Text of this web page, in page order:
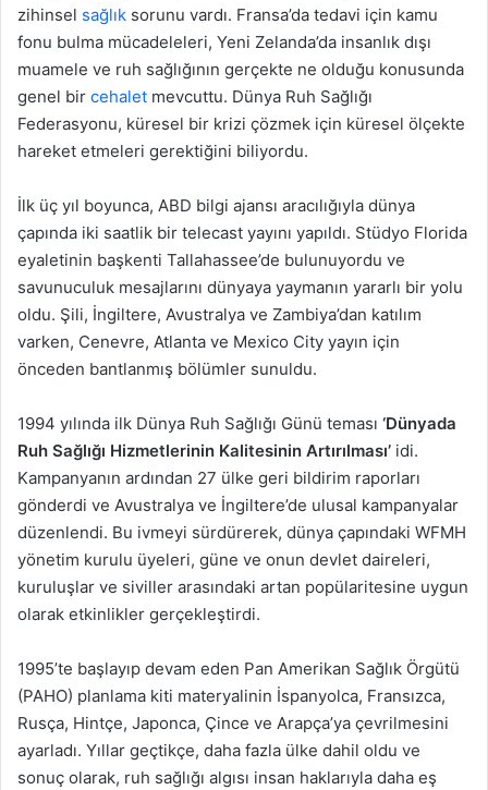
zihinsel sağlık sorunu vardı. Fransa’da tedavi için kamu
fonu bulma mücadeleleri, Yeni Zelanda’da insanlık dışı
muamele ve ruh sağlığının gerçekte ne olduğu konusunda
genel bir cehalet mevcuttu. Dünya Ruh Sağlığı
Federasyonu, küresel bir krizi çözmek için küresel ölçekte
hareket etmeleri gerektiğini biliyordu.
İlk üç yıl boyunca, ABD bilgi ajansı aracılığıyla dünya
çapında iki saatlik bir telecast yayını yapıldı. Stüdyo Florida
eyaletinin başkenti Tallahassee’de bulunuyordu ve
savunuculuk mesajlarını dünyaya yaymanın yararlı bir yolu
oldu. Şili, İngiltere, Avustralya ve Zambiya’dan katılım
varken, Cenevre, Atlanta ve Mexico City yayın için
önceden bantlanmış bölümler sunuldu.
1994 yılında ilk Dünya Ruh Sağlığı Günü teması ‘Dünyada
Ruh Sağlığı Hizmetlerinin Kalitesinin Artırılması’ idi.
Kampanyanın ardından 27 ülke geri bildirim raporları
gönderdi ve Avustralya ve İngiltere’de ulusal kampanyalar
düzenlendi. Bu ivmeyi sürdürerek, dünya çapındaki WFMH
yönetim kurulu üyeleri, güne ve onun devlet daireleri,
kuruluşlar ve siviller arasındaki artan popülaritesine uygun
olarak etkinlikler gerçekleştirdi.
1995’te başlayıp devam eden Pan Amerikan Sağlık Örgütü
(PAHO) planlama kiti materyalinin İspanyolca, Fransızca,
Rusça, Hintçe, Japonca, Çince ve Arapça’ya çevrilmesini
ayarladı. Yıllar geçtikçe, daha fazla ülke dahil oldu ve
sonuç olarak, ruh sağlığı algısı insan haklarıyla daha eş